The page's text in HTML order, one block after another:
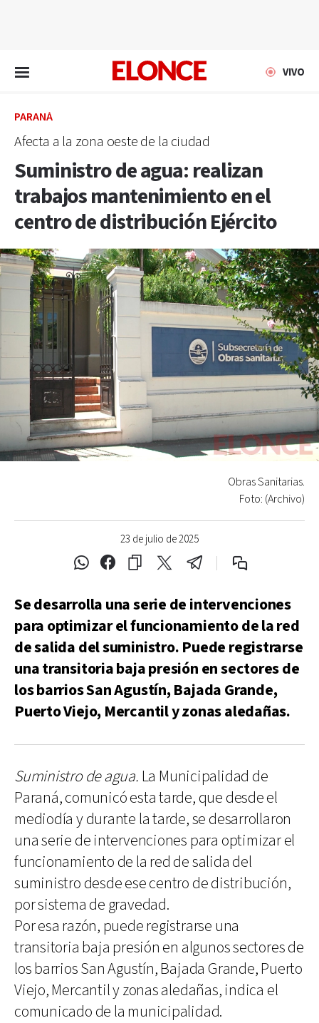
VIVO
PARANÁ
Afecta a la zona oeste de la ciudad
Suministro de agua: realizan
trabajos mantenimiento en el
centro de distribución Ejército
23 de julio de 2025
Obras Sanitarias.
Foto: (Archivo)
Se desarrolla una serie de intervenciones
para optimizar el funcionamiento de la red
de salida del suministro. Puede registrarse
una transitoria baja presión en sectores de
los barrios San Agustín, Bajada Grande,
Puerto Viejo, Mercantil y zonas aledañas.
Suministro de agua. La Municipalidad de
Paraná, comunicó esta tarde, que desde el
mediodía y durante la tarde, se desarrollaron
una serie de intervenciones para optimizar el
funcionamiento de la red de salida del
suministro desde ese centro de distribución,
por sistema de gravedad.
Por esa razón, puede registrarse una
transitoria baja presión en algunos sectores de
los barrios San Agustín, Bajada Grande, Puerto
Viejo, Mercantil y zonas aledañas, indica el
comunicado de la municipalidad.